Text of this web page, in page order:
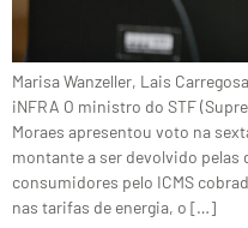
Marisa Wanzeller, Lais
iNFRA O ministro do STF
Moraes apresentou voto na
montante a ser devolvido
consumidores pelo ICMS
nas tarifas de energia, o […]